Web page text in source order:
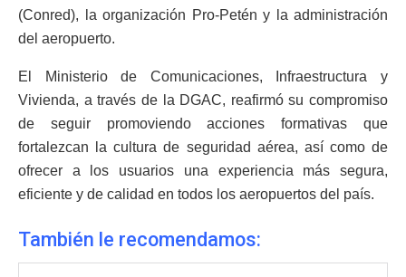
(Conred), la organización Pro-Petén y la administración
del aeropuerto.
El Ministerio de Comunicaciones, Infraestructura y
Vivienda, a través de la DGAC, reafirmó su compromiso
de seguir promoviendo acciones formativas que
fortalezcan la cultura de seguridad aérea, así como de
ofrecer a los usuarios una experiencia más segura,
eficiente y de calidad en todos los aeropuertos del país.
También le recomendamos: